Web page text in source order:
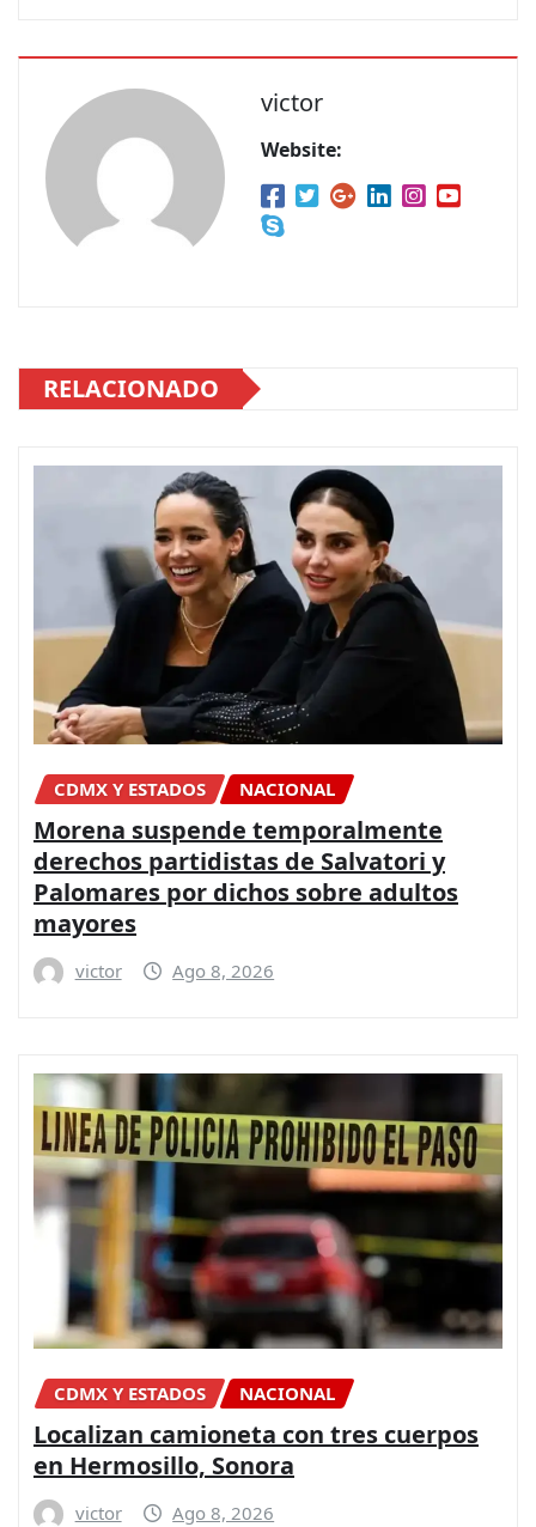
victor
Website:
RELACIONADO
CDMX Y ESTADOS NACIONAL
Morena suspende temporalmente
derechos partidistas de Salvatori y
Palomares por dichos sobre adultos
mayores
victor Ago 8, 2026
CDMX Y ESTADOS NACIONAL
Localizan camioneta con tres cuerpos
en Hermosillo, Sonora
victor Ago 8, 2026